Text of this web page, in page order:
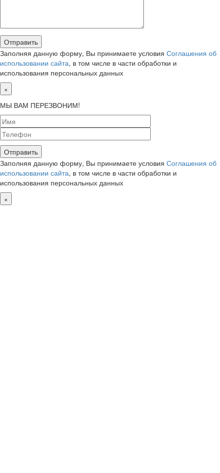
Заполняя данную форму, Вы принимаете условия Соглашения об
использовании сайта, в том числе в части обработки и
использования персональных данных
×
МЫ ВАМ ПЕРЕЗВОНИМ!
Заполняя данную форму, Вы принимаете условия Соглашения об
использовании сайта, в том числе в части обработки и
использования персональных данных
×